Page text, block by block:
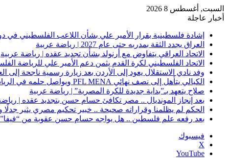
السبت, أغسطس 8 2026
أخبار عاجلة
إشادة فلسطينية بقرار الأمير علي بشأن اللاعب الفلسطيني في
العراق يجدد الثقة بمدربه حتى عام 2027 | رياضة عربية
الاتحاد العراقي يتفاوض مع أرنولد بشأن تجديد عقده | رياضة عربية
الاتحاد الفلسطيني لكرة القدم يثمن دعم الأمير علي للرياضة
وفد نادي الاستقلال يعود إلى الأردن بعد زيارة رسمية ناجحة إلى
الكيالي يتأهل إلى نصف نهائي PFL MENA ويواصل حلمه في الرياض | رياضة عربية
صلاح يتعهد بـ”بداية جديدة للكرة المصرية” | رياضة عربية
بعد إنجاز المونديال .. مصر تكافئ حسام حسن بتجديد عقده |
الحكم لم يظلمنا وقراراته صحيحة .. خبير تحكيم مصري يثير جدلًا
بعد رفعه علم فلسطين .. هل يواجه حسام حسن عقوبة من “فيفا”
فيسبوك
‫X
‫YouTube